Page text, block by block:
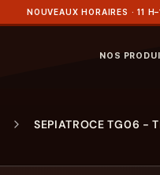
NOUVEAUX HORAIRES · 11
NOS
SEPIATROCE TG06 -